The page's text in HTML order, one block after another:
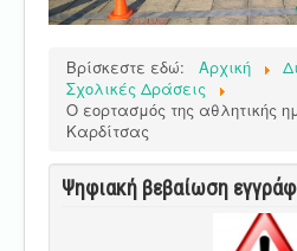
Βρίσκεστε εδώ: Αρχική
Σχολικές Δράσεις
Ο εορτασμός της αθλητικής
Καρδίτσας
Ψηφιακή βεβαίωση